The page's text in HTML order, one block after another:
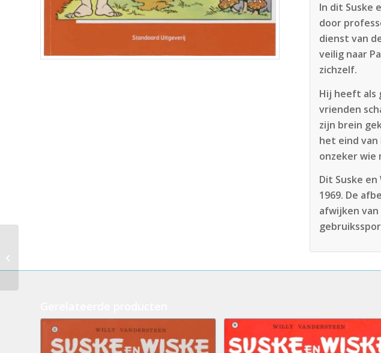
In dit Suske
door
dienst van
veilig naar
zichzelf.
Hij heeft als
vrienden
zijn brein
het eind
onzeker wie
Dit Suske
1969. De
afwijken
(2eHands)